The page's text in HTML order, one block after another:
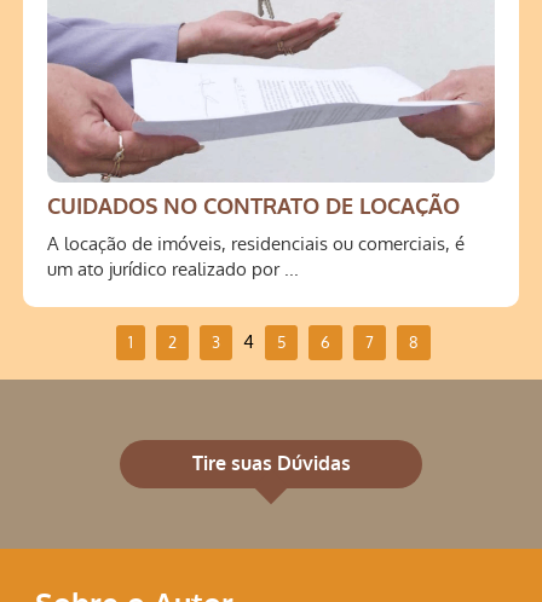
CUIDADOS NO CONTRATO DE LOCAÇÃO
A locação de imóveis, residenciais ou comerciais, é
um ato jurídico realizado por ...
1 2 3 4 5 6 7 8
Tire suas Dúvidas